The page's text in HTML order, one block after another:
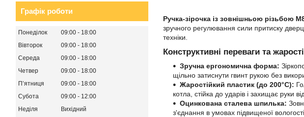
Ручка-зірочка із зовнішньою різьбою
зручного регулювання сили притиску
техніки.
Конструктивні переваги та
Зручна ергономична форма:
щільно затиснути гвинт рукою без
Жаростійкий пластик (до 200°C):
котла, стійка до ударів і захищає руки
Оцинкована сталева шпилька:
з'єднання в умовах підвищеної
Графік роботи
Понеділок 09:00
18:00
Вівторок
09:00
18:00
Середа
09:00
18:00
Четвер
09:00
18:00
Пʼятниця
09:00
18:00
Субота
09:00
12:00
Неділя
Вихідний